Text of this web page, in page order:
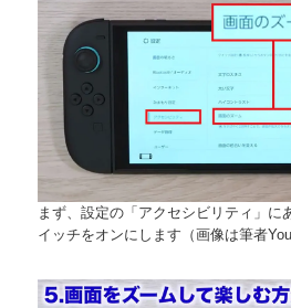
まず、設定の「アクセシビリティ」に
イッチをオンにします（画像は筆者